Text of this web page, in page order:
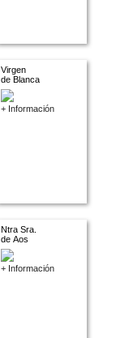
Virgen
de Blanca
+ Información
Ntra Sra.
de Aos
+ Información